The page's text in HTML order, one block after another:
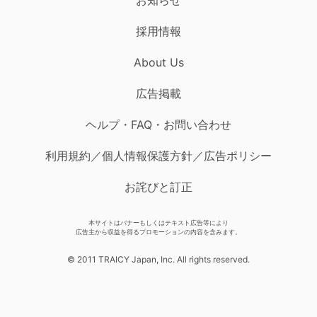
採用情報
About Us
広告掲載
ヘルプ・FAQ・お問い合わせ
利用規約／個人情報保護方針／広告ポリシー
お詫びと訂正
本サイトはバナーもしくはテキスト広告等により
広告主から収益を得るプロモーションの内容を含みます。
© 2011 TRAICY Japan, Inc. All rights reserved.